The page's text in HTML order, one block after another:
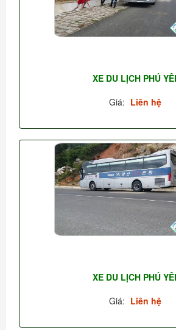
XE DU LỊCH PHÚ
Giá: Liên hệ
XE DU LỊCH PHÚ
Giá: Liên hệ